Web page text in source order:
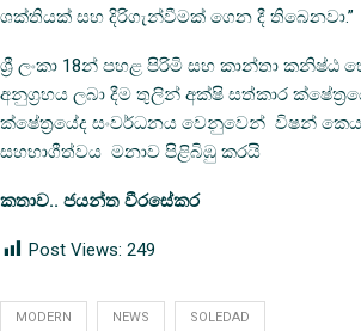
ශක්තියක් සහ දිරිගැන්වීමක් ගෙන දී තිබෙනවා.”
ශ්‍රී ලංකා 18න් පහළ පිරිමි සහ කාන්තා කනිෂ්ඨ
අනුග්‍රහය ලබා දීම තුලින් අක්ෂි සත්කාර
ක්ෂේත්‍රයේද සංවර්ධනය වෙනුවෙන් විෂන්
සහභාගීත්වය මනාව පිළිබිඹු කරයි
කතාව.. ජයන්ත වීරසේකර
Post Views: 249
MODERN NEWS SOLEDAD